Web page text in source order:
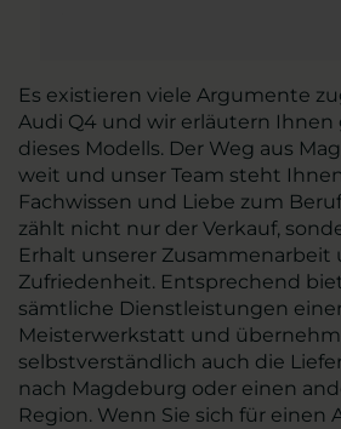
Es existieren viele Argumente
Audi Q4 und wir erläutern Ihnen
dieses Modells. Der Weg aus
weit und unser Team steht
Fachwissen und Liebe zum
zählt nicht nur der Verkauf,
Erhalt unserer Zusammenarbeit
Zufriedenheit. Entsprechend
sämtliche Dienstleistungen
Meisterwerkstatt und
selbstverständlich auch die
nach Magdeburg oder einen
Region. Wenn Sie sich für einen